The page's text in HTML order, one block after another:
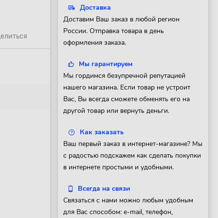
Доставка
Доставим Ваш заказ в любой регион
России. Отправка товара в день
оформления заказа.
Мы гарантируем
Мы гордимся безупречной репутацией
нашего магазина. Если товар не устроит
Вас, Вы всегда сможете обменять его на
другой товар или вернуть деньги.
Как заказать
Ваш первый заказ в интернет-магазине? Мы
с радостью подскажем как сделать покупки
в интернете простыми и удобными.
Всегда на связи
Связаться с нами можно любым удобным
для Вас способом: e-mail, телефон,